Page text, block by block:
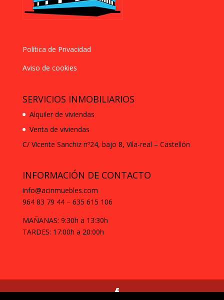
Política de Privacidad
Aviso de cookies
SERVICIOS INMOBILIARIOS
Alquiler de viviendas
Venta de viviendas
C/ Vicente Sanchiz nº24, bajo 8, Vila-real – Castellón
INFORMACIÓN DE CONTACTO
info@acinmuebles.com
964 83 79 44 – 635 615 106
MAÑANAS: 9:30h a 13:30h
TARDES: 17:00h a 20:00h